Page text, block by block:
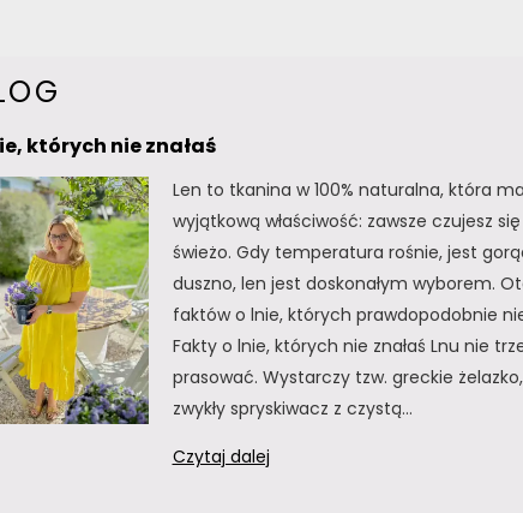
których nie znałaś
Len to tkanina w 100% naturalna, która ma
wyjątkową właściwość: zawsze czujesz
świeżo. Gdy temperatura rośnie, jest
duszno, len jest doskonałym wyborem.
faktów o lnie, których prawdopodobnie nie
Fakty o lnie, których nie znałaś Lnu nie
prasować. Wystarczy tzw. greckie
zwykły spryskiwacz z czystą…
Czytaj dalejFakty